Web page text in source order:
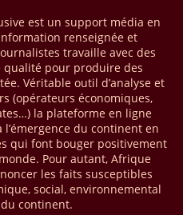
mondiale des opérateurs de
1432 milliards USD ont transité
Afrique au cours de l'année
rapport à 2024. Le rapport intitulé
Mobile Money 2026 » précise
% de la valeur des transactions de
qui s’est établie à 2091
2024). L’Afrique a également
de transactions de Mobile money
avec environ 92 milliards de
sur un total de 125 milliards
est un support média en
renseignée et
travaille avec des
qualité pour produire des
Véritable outil d’analyse et
(opérateurs économiques,
la plateforme en ligne
l’émergence du continent en
qui font bouger positivement
Pour autant, Afrique
les faits susceptibles
social, environnemental
continent.